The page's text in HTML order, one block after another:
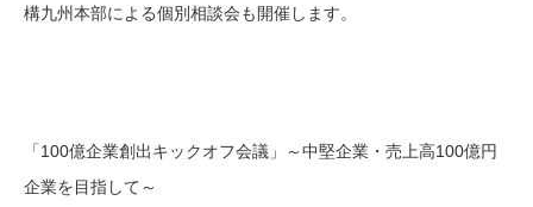
構九州本部による個別相談会も開催します。
「100億企業創出キックオフ会議」～中堅企業・売上高100億円
企業を目指して～